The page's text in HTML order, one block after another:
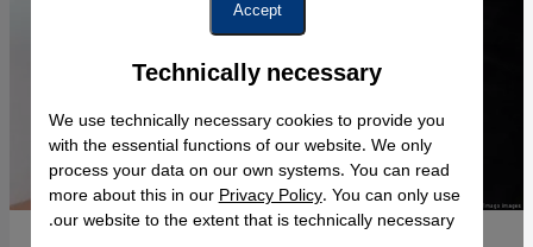
Technically necessary
We use technically necessary cookies to provide you
with the essential functions of our website. We only
process your data on our own systems. You can read
more about this in ourPrivacy Policy. You can only use
our website to the extent that is technically necessary.
Google Maps Embed
Accept